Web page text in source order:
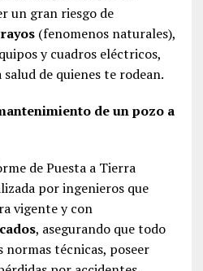
un gran riesgo de
(fenomenos naturales),
y cuadros eléctricos,
de quienes te rodean.
de un pozo a
de Puesta a Tierra
por ingenieros que
vigente y con
, asegurando que todo
normas técnicas, poseer